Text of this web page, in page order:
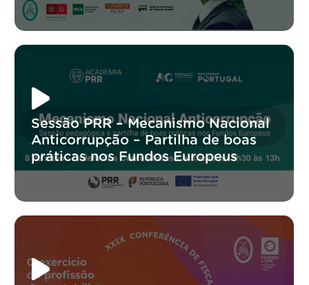
Sessão PRR – Mecanismo Nacional
Anticorrupção – Partilha de boas
práticas nos Fundos Europeus